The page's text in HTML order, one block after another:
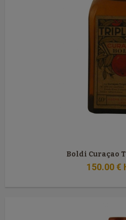
Boldi Curaçao
150.00€